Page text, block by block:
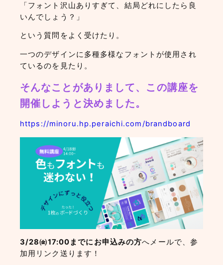
「フォント沢山ありすぎて、結局どれにしたら良
いんでしょう？」
という質問をよく受けたり。
一つのデザインに多種多様なフォントが使用され
ているのを見たり。
そんなことがありまして、この講座を
開催しようと決めました。
https://minoru.hp.peraichi.com/brandboard
3/28㈮17:00までにお申込みの方へメールで、参
加用リンク送ります！